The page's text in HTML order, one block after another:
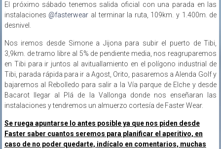
El próximo sábado tenemos salida oficial con una parada en las
instalaciones @fasterwear al terminar la ruta, 109km. y 1.400m. de
desnivel.
Nos iremos desde Simone a Jijona para subir el puerto de Tibi,
3,9km. de tramo libre al 5% de pendiente media, nos reagruparemos
en Tibi para ir juntos al avituallamiento en el polígono industrial de
Tibi, parada rápida para ir a Agost, Orito, pasaremos a Alenda Golf y
bajaremos al Rebolledo para salir a la Vía parque de Elche y desde
Bacarot llegar al Plá de la Vallonga donde nos enseñaran las
instalaciones y tendremos un almuerzo cortesía de Faster Wear.
Se ruega apuntarse lo antes posible ya que nos piden desde
Faster saber cuantos seremos para planificar el aperitivo, en
caso de no poder quedarte, indícalo en comentarios, muchas